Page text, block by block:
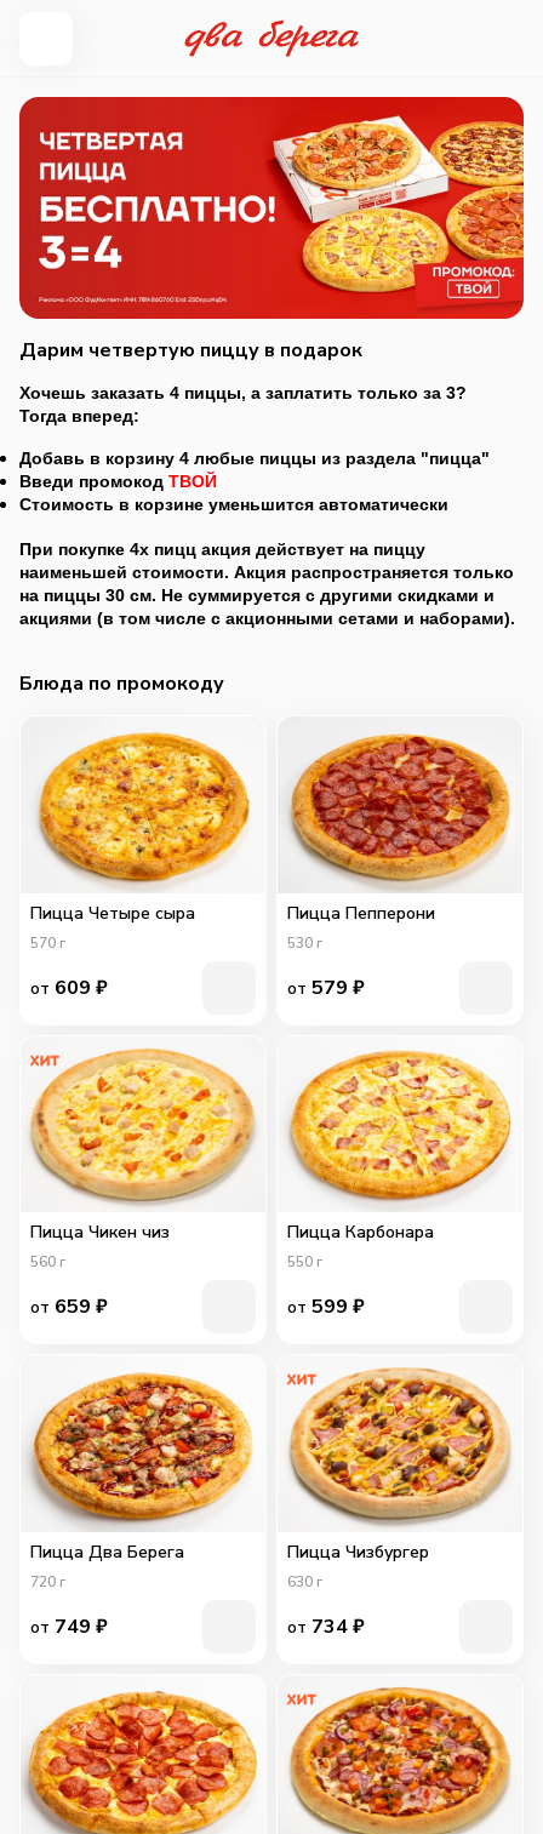
Дарим четвертую пиццу в подарок
Хочешь заказать 4 пиццы, а заплатить только за 3?
Тогда вперед:
Добавь в корзину 4 любые пиццы из раздела "пицца"
Введи промокод ТВОЙ
Стоимость в корзине уменьшится автоматически
При покупке 4х пицц акция действует на пиццу
наименьшей стоимости. Акция распространяется только
на пиццы 30 см. Не суммируется с другими скидками и
акциями (в том числе с акционными сетами и наборами).
Блюда по промокоду
Пицца Четыре сыра
570 г
от 609 ₽
Пицца Пепперони
530 г
от 579 ₽
Пицца Чикен чиз
560 г
от 659 ₽
Пицца Карбонара
550 г
от 599 ₽
Пицца Два Берега
720 г
от 749 ₽
Пицца Чизбургер
630 г
от 734₽